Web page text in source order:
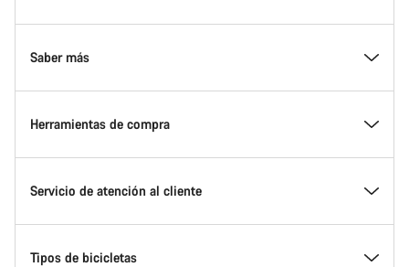
Conoce Canyon
Innovación en Canyon
Canyon Factory Racing
Premios
Saber más
Eventos
Encuentra un punto de servicio Canyon
Equipos, deportistas y ciclistas
Herramientas de compra
Encuentra tu bicicleta
Bicicletas disponibles
Servicio de atención al cliente
Centro de ayuda
Tipos de bicicletas